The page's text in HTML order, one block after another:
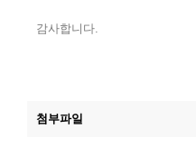
감사합니다.
첨부파일